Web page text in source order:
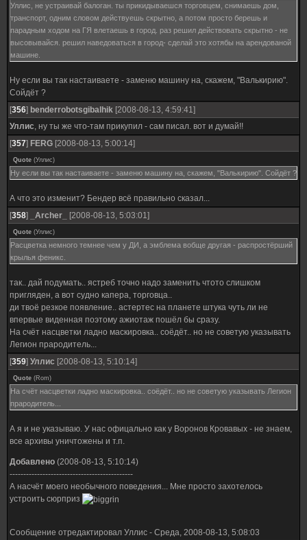
Уллис, не устраивай балоган. ты прикидываешся торговцем, снимаешь дом,
транспорт, одним словом действуешь скрытно, а потом просто берешь и
парадным ходом на ГЯ влетаешь в город. раз решил действовать скрытно - не
высовывайся. решил наведоваться в город- сделай это хотябы на арендованой
машине.
Ну если вы так настаиваете - заменю машину на, скажем, "Валькирию".
Сойдёт ?
[356] benderrobotsgibalhik [2008-08-13, 4:59:41]
Уллис, ну ты же что-там прикупил - сам писал. вот и думай!!
[357] FERG [2008-08-13, 5:00:14]
Quote (Уллис)
Ну если вы так настаиваете - заменю машину на, скажем, "Валькирию". Сойдёт ?
А что это изменит? Бендер всё правильно сказал...
[358] _Archer_ [2008-08-13, 5:03:01]
Quote (Уллис)
Расцветка немного темнее чем у ДИ, а эмблема вобще другая - распростёрший
крылья феникс.
так.. дай подумать.. ястреб точно надо заменить чтото слишком
пригляден, а вот судно капера, торговца..
ди твоё резкое появление.. астертес на планете штука чуть ли не
впервые виденная поэтому ажиотаж пошёл бы сразу.
На счёт насцветки ладно маскировка.. соёдёт.. но не советую указывать
Легион прародитель...
[359] Уллис [2008-08-13, 5:10:14]
Quote (Rom)
На счёт насцветки ладно маскировка.. соёдёт.. но не советую указывать Легион
прародитель...
А я и не указываю. У нас офицально как у Воронов Кровавых - не знаем,
все архивы уничтожены и т.п.
Добавлено (2008-08-13, 5:10:14)
---------------------------------------------
А насчёт моего необычного поведения... Мне просто захотелось
устроить сюрприз
Сообщение отредактировал Уллис - Среда, 2008-08-13, 5:08:03